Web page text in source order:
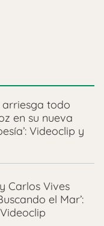
todo
en su nueva
Videoclip y
Carlos Vives
el Mar’: